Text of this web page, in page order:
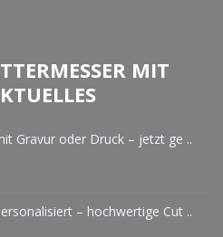
MIT
Gravur oder Druck – jetzt ge ..
– hochwertige Cut ..